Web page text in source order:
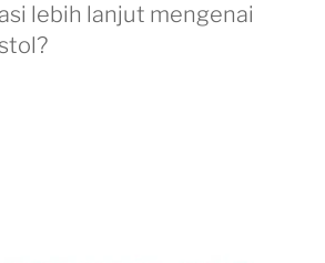
lebih lanjut mengenai